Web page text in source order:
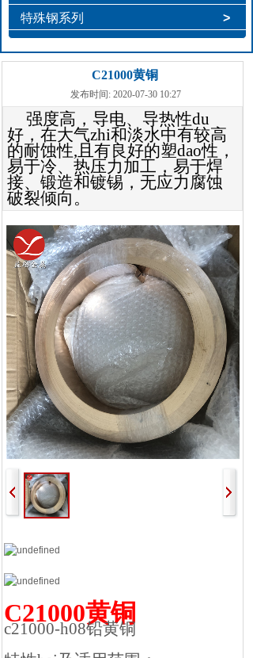
特殊钢系列
>
C21000黄铜
发布时间: 2020-07-30 10:27
强度高，导电、导热性du
好，在大气zhi和淡水中有较高
的耐蚀性, 且有良好的塑dao性，
易于冷、热压力加工，易于焊
接、锻造和镀锡，无应力腐蚀
破裂倾向。
C21000黄铜
c21000-h08铅黄铜